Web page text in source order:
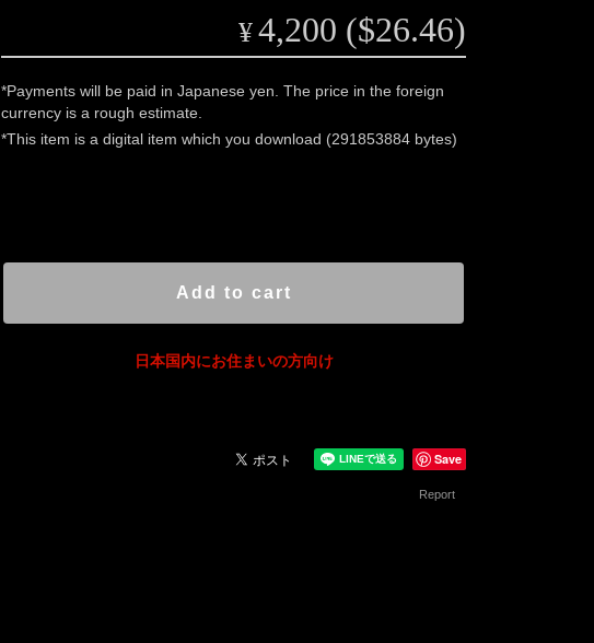
¥4,200 ($26.46)
*Payments will be paid in Japanese yen. The price in the foreign
currency is a rough estimate.
*This item is a digital item which you download (291853884 bytes)
Add to cart
日本国内にお住まいの方向け
Save
Report